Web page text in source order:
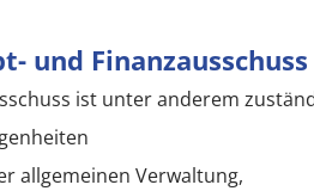
und Finanzausschuss
ist unter anderem
allgemeinen Verwaltung,